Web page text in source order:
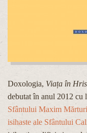
Doxologia, Viața în
debutat în anul 2012 cu
Sfântului Maxim
isihaste ale Sfântului